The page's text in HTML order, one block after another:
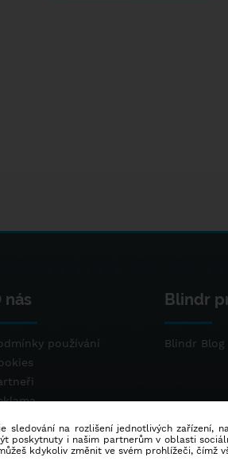
nás
používání
Blindr
Blindr Blog
sledování na rozlišení jednotlivých
poskytnuty i našim partnerům v oblasti
kdykoliv změnit ve svém prohlížeči, čímž